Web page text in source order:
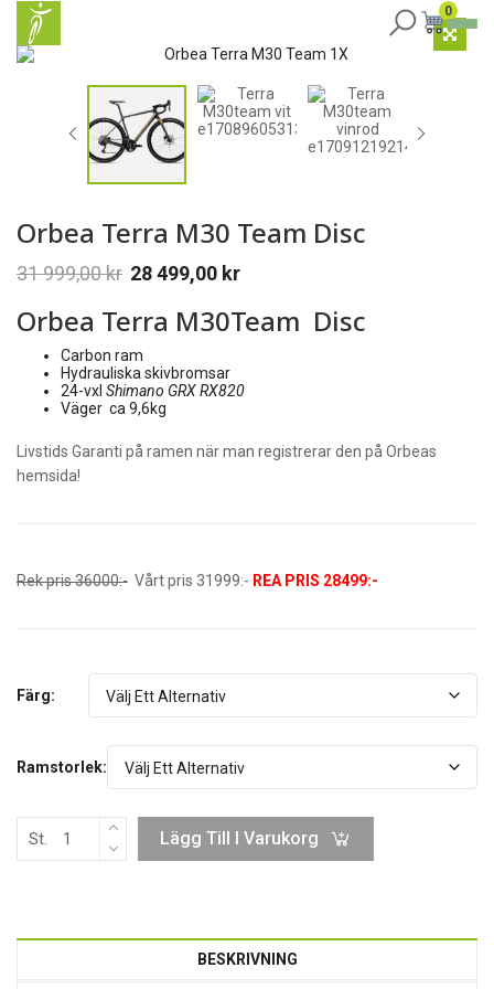
0
Orbea Terra M30 Team Disc
31 999,00kr 28 499,00 kr
Orbea Terra M30Team Disc
Carbon ram
Hydrauliska skivbromsar
24-vxl Shimano GRX RX820
Väger ca 9,6kg
Livstids Garanti på ramen när man registrerar den på Orbeas
hemsida!
Rek pris 36000:- Vårt pris 31999:- REA PRIS 28499:-
Färg:
Ramstorlek:
St. Lägg Till I Varukorg
BESKRIVNING